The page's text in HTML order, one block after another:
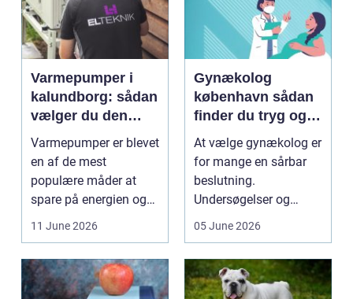
Varmepumper i
kalundborg: sådan
vælger du den
rigtige løsning
Varmepumper er blevet
en af de mest
populære måder at
spare på energien og
få et bedre indeklima
11 June 2026
Gynækolog
københavn sådan
finder du tryg og
professionel hjælp
At vælge gynækolog er
for mange en sårbar
beslutning.
Undersøgelser og
behandlinger foregår i
05 June 2026